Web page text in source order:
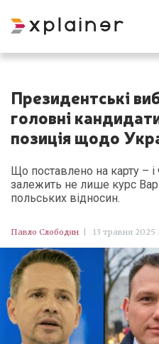
Президентські
головні
позиція щодо
Що поставлено на карту –
залежить не лише курс
польських відносин.
Павло Слободян 13 травня 2025